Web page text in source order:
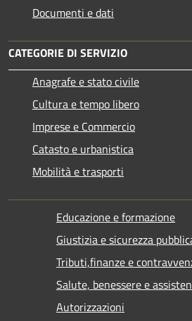
Documenti e dati
CATEGORIE DI SERVIZIO
Anagrafe e stato civile
Cultura e tempo libero
Imprese e Commercio
Catasto e urbanistica
Mobilità e trasporti
Educazione e formazione
Giustizia e sicurezza
Tributi,finanze e
Salute, benessere e
Autorizzazioni